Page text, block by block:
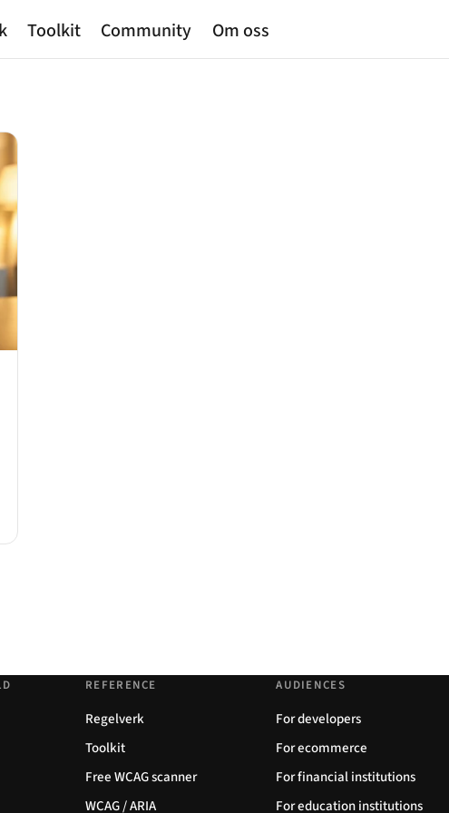
Toolkit Community Om oss
REFERENCE
Regelverk
Toolkit
Free WCAG scanner
WCAG / ARIA
AUDIENCES
For developers
For ecommerce
For financial institutions
For education institutions